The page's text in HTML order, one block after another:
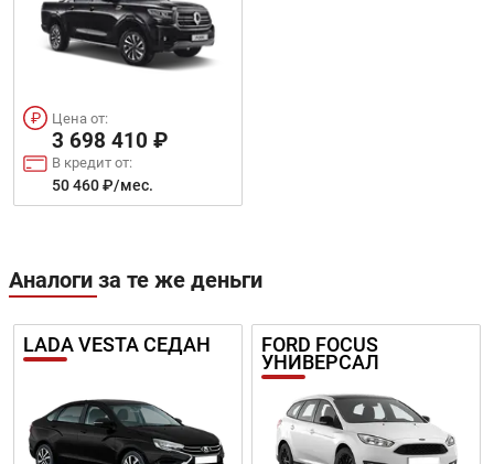
Цена от:
3 698 410 ₽
В кредит от:
50 460 ₽/мес.
Аналоги за те же деньги
LADA VESTA СЕДАН FORD FOCUS
УНИВЕРСАЛ